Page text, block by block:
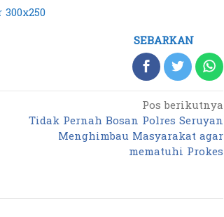
SEBARKAN
Pos berikutnya
Tidak Pernah Bosan Polres Seruyan
Menghimbau Masyarakat agar
mematuhi Prokes